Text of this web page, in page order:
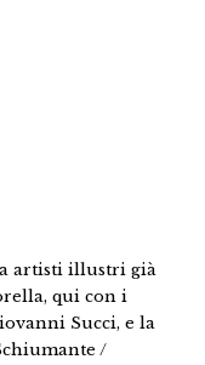
artisti illustri già
qui con i
Succi, e la
/